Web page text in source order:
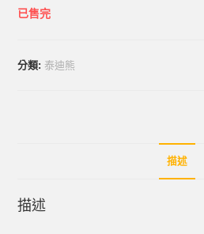
已售完
分類: 泰迪熊
描述
描述